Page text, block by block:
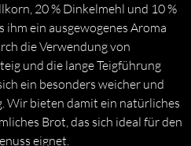
20 % Dinkelmehl und 10 %
ihm ein ausgewogenes Aroma
die Verwendung von
und die lange Teigführung
ein besonders weicher und
Wir bieten damit ein natürliches
Brot, das sich ideal für den
eignet.